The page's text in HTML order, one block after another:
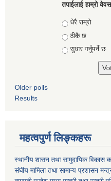
तपाईलाई हाम्रो
Choices
धेरै राम्रो
ठीकै छ
सुधार गर्नुपर्ने छ
Older polls
Results
महत्वपुर्ण लिङ्कहरू
स्थानीय शासन तथा सामुदायिक विकास
संघीय मामिला तथा सामान्य प्रशासन